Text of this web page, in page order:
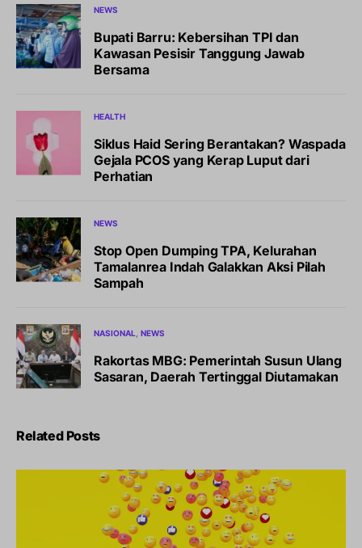
NEWS
Bupati Barru: Kebersihan TPI dan
Kawasan Pesisir Tanggung Jawab
Bersama
HEALTH
Siklus Haid Sering Berantakan? Waspada
Gejala PCOS yang Kerap Luput dari
Perhatian
NEWS
Stop Open Dumping TPA, Kelurahan
Tamalanrea Indah Galakkan Aksi Pilah
Sampah
NASIONAL NEWS
Rakortas MBG: Pemerintah Susun Ulang
Sasaran, Daerah Tertinggal Diutamakan
Related Posts